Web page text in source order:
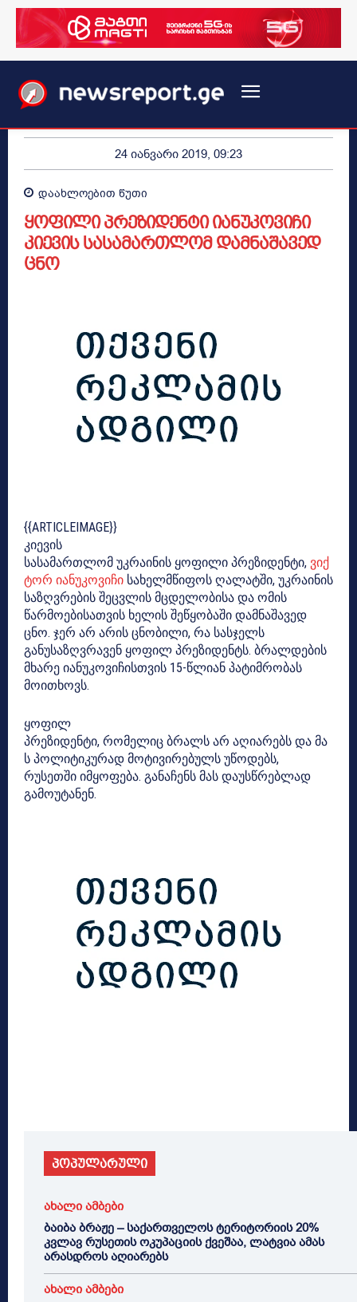
24 იანვარი 2019, 09:23
დაახლოებით წუთი
ყოფილი პრეზიდენტი იანუკოვიჩი
კიევის სასამართლომ დამნაშავედ
ცნო
{{ARTICLEIMAGE}}
კიევის
სასამართლომ უკრაინის ყოფილი პრეზიდენტი, ვიქ
ტორ იანუკოვიჩი სახელმწიფოს ღალატში, უკრაინის
საზღვრების შეცვლის მცდელობისა და ომის
წარმოებისათვის ხელის შეწყობაში დამნაშავედ
ცნო. ჯერ არ არის ცნობილი, რა სასჯელს
განუსაზღვრავენ ყოფილ პრეზიდენტს. ბრალდების
მხარე იანუკოვიჩისთვის 15-წლიან პატიმრობას
მოითხოვს.
ყოფილ
პრეზიდენტი, რომელიც ბრალს არ აღიარებს და მა
ს პოლიტიკურად მოტივირებულს უწოდებს,
რუსეთში იმყოფება. განაჩენს მას დაუსწრებლად
გამოუტანენ.
პოპულარული
ახალი ამბები
ბაიბა ბრაჟე – საქართველოს ტერიტორიის 20%
კვლავ რუსეთის ოკუპაციის ქვეშაა, ლატვია ამას
არასდროს აღიარებს
ახალი ამბები